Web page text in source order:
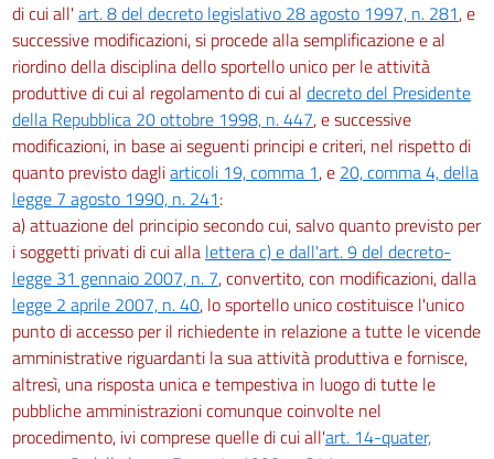
60
61
62
63
Titolo II
(Disposizioni relative ad alcuni procedimenti
di competenza del Ministero dello sviluppo economico)
64
65
66
67
68
69
70
di cui all' art. 8 del decreto legislativo 28 agosto 1997, n. 281, e
successive modificazioni, si procede alla semplificazione e al
riordino della disciplina dello sportello unico per le attività
produttive di cui al regolamento di cui al decreto del Presidente
della Repubblica 20 ottobre 1998, n. 447, e successive
modificazioni, in base ai seguenti principi e criteri, nel rispetto di
quanto previsto dagliarticoli 19, comma 1, e 20, comma 4, della
legge 7 agosto 1990, n. 241:
a) attuazione del principio secondo cui, salvo quanto previsto per
i soggetti privati di cui alla lettera c) e dall'art. 9 del decreto-
legge 31 gennaio 2007, n. 7, convertito, con modificazioni, dalla
legge 2 aprile 2007, n. 40, lo sportello unico costituisce l'unico
punto di accesso per il richiedente in relazione a tutte le vicende
amministrative riguardanti la sua attività produttiva e fornisce,
altresì, una risposta unica e tempestiva in luogo di tutte le
pubbliche amministrazioni comunque coinvolte nel
procedimento, ivi comprese quelle di cui all'art. 14-quater,